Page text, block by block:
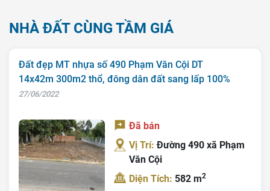
NHÀ ĐẤT CÙNG TẦM GIÁ
Đất đẹp MT nhựa số 490 Phạm Văn Cội DT
14x42m 300m2 thổ, đông dân đất sang lấp 100%
27/06/2022
Đã bán
Vị Trí:Đường 490 xã Phạm
Văn Cội
Diện Tích: 582 m2